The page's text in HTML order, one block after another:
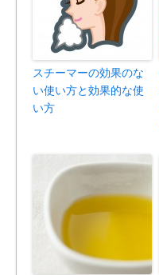
スチーマーの効果のな
い使い方と効果的な使
い方